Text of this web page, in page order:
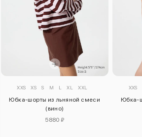
XXS XS S M L XL XXL
Юбка-шорты из льняной смеси
(вино)
5880 ₽
XXS
Юбка-